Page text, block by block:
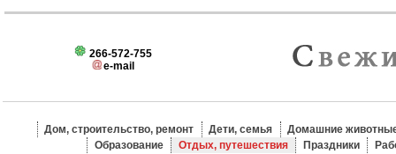
266-572-755
e-mail
Дом, строительство, ремонт Дети, семья
Домашние
Образование
Отдых, путешествия Праздники